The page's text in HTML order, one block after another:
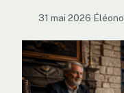
31 mai 2026·